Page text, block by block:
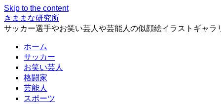
Skip to the content
きままな研究所
サッカー選手やお笑い芸人や芸能人の似顔絵イラストギャラ
ホーム
サッカー
お笑い芸人
格闘家
芸能人
スポーツ